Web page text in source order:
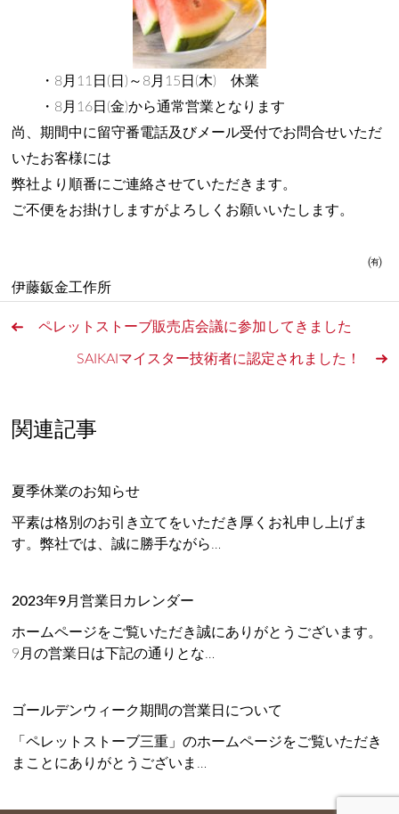
・8月11日(日)～8月15日(木) 休業
・8月16日(金)から通常営業となります
尚、期間中に留守番電話及びメール受付でお問合せいただ
いたお客様には
弊社より順番にご連絡させていただきます。
ご不便をお掛けしますがよろしくお願いいたします。
㈲
伊藤鈑金工作所
ペレットストーブ販売店会議に参加してきました
SAIKAIマイスター技術者に認定されました！
関連記事
夏季休業のお知らせ
平素は格別のお引き立てをいただき厚くお礼申し上げま
す。弊社では、誠に勝手ながら…
2023年9月営業日カレンダー
ホームページをご覧いただき誠にありがとうございます。
9月の営業日は下記の通りとな…
ゴールデンウィーク期間の営業日について
「ペレットストーブ三重」のホームページをご覧いただき
まことにありがとうございま…